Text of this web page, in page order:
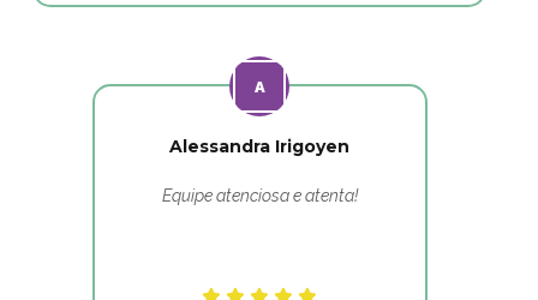
Alessandra Irigoyen
Equipe atenciosa e atenta!